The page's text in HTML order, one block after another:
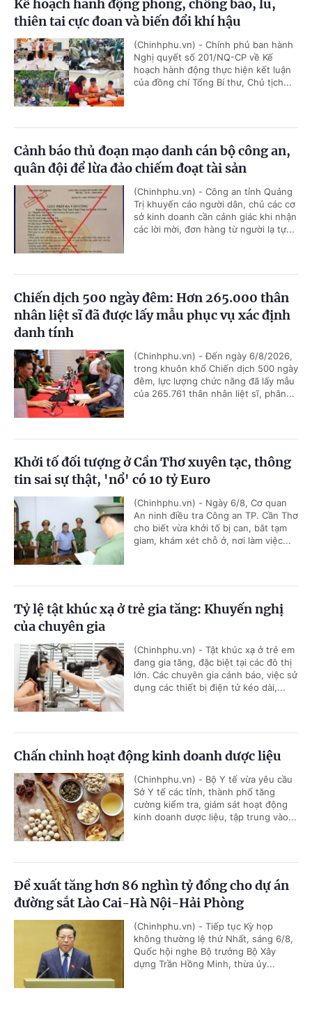
Kế hoạch hành động phòng, chống bão, lũ,
thiên tai cực đoan và biến đổi khí hậu
(Chinhphu.vn) - Chính phủ ban hành
Nghị quyết số 201/NQ-CP về Kế
hoạch hành động thực hiện kết luận
của đồng chí Tổng Bí thư, Chủ tịch...
Cảnh báo thủ đoạn mạo danh cán bộ công an,
quân đội để lừa đảo chiếm đoạt tài sản
(Chinhphu.vn) - Công an tỉnh Quảng
Trị khuyến cáo người dân, chủ các cơ
sở kinh doanh cần cảnh giác khi nhận
các lời mời, đơn hàng từ người lạ tự...
Chiến dịch 500 ngày đêm: Hơn 265.000 thân
nhân liệt sĩ đã được lấy mẫu phục vụ xác định
danh tính
(Chinhphu.vn) - Đến ngày 6/8/2026,
trong khuôn khổ Chiến dịch 500 ngày
đêm, lực lượng chức năng đã lấy mẫu
của 265.761 thân nhân liệt sĩ, phân...
Khởi tố đối tượng ở Cần Thơ xuyên tạc, thông
tin sai sự thật, 'nổ' có 10 tỷ Euro
(Chinhphu.vn) - Ngày 6/8, Cơ quan
An ninh điều tra Công an TP. Cần Thơ
cho biết vừa khởi tố bị can, bắt tạm
giam, khám xét chỗ ở, nơi làm việc...
Tỷ lệ tật khúc xạ ở trẻ gia tăng: Khuyến nghị
của chuyên gia
(Chinhphu.vn) - Tật khúc xạ ở trẻ em
đang gia tăng, đặc biệt tại các đô thị
lớn. Các chuyên gia cảnh báo, việc sử
dụng các thiết bị điện tử kéo dài,...
Chấn chỉnh hoạt động kinh doanh dược liệu
(Chinhphu.vn) - Bộ Y tế vừa yêu cầu
Sở Y tế các tỉnh, thành phố tăng
cường kiểm tra, giám sát hoạt động
kinh doanh dược liệu, tập trung vào...
Đề xuất tăng hơn 86 nghìn tỷ đồng cho dự án
đường sắt Lào Cai-Hà Nội-Hải Phòng
(Chinhphu.vn) - Tiếp tục Kỳ họp
không thường lệ thứ Nhất, sáng 6/8,
Quốc hội nghe Bộ trưởng Bộ Xây
dựng Trần Hồng Minh, thừa ủy...